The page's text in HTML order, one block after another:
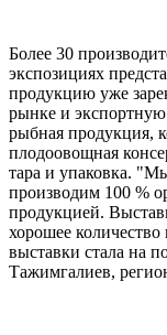
Более 30
экспозициях
продукцию уже
рынке и
рыбная продукция,
плодоовощная
тара и упаковка.
производим 100 %
продукцией.
хорошее
выставки стала на
Тажимгалиев,